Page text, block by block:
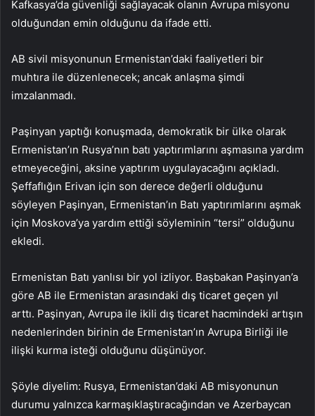
Kafkasya’da güvenliği sağlayacak olanın Avrupa misyonu
olduğundan emin olduğunu da ifade etti.
AB sivil misyonunun Ermenistan’daki faaliyetleri bir
muhtıra ile düzenlenecek; ancak anlaşma şimdi
imzalanmadı.
Paşinyan yaptığı konuşmada, demokratik bir ülke olarak
Ermenistan’ın Rusya’nın batı yaptırımlarını aşmasına yardım
etmeyeceğini, aksine yaptırım uygulayacağını açıkladı.
Şeffaflığın Erivan için son derece değerli olduğunu
söyleyen Paşinyan, Ermenistan’ın Batı yaptırımlarını aşmak
için Moskova’ya yardım ettiği söyleminin “tersi” olduğunu
ekledi.
Ermenistan Batı yanlısı bir yol izliyor. Başbakan Paşinyan’a
göre AB ile Ermenistan arasındaki dış ticaret geçen yıl
arttı. Paşinyan, Avrupa ile ikili dış ticaret hacmindeki artışın
nedenlerinden birinin de Ermenistan’ın Avrupa Birliği ile
ilişki kurma isteği olduğunu düşünüyor.
Şöyle diyelim: Rusya, Ermenistan’daki AB misyonunun
durumu yalnızca karmaşıklaştıracağından ve Azerbaycan